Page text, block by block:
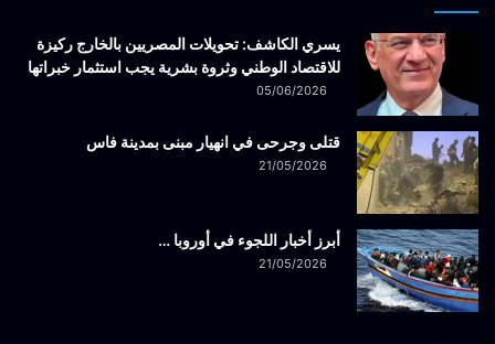
يسري الكاشف: تحويلات المصريين بالخارج ركيزة
للاقتصاد الوطني وثروة بشرية يجب استثمار خبراتها
05/06/2026
قتلى وجرحى في انهيار مبنى بمدينة فاس
21/05/2026
أبرز أخبار اللجوء في أوروبا …
21/05/2026